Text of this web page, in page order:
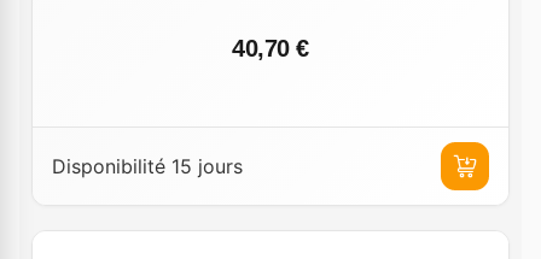
40,70 €
Disponibilité 15 jours